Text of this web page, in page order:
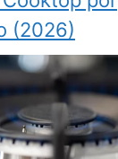
(2026)